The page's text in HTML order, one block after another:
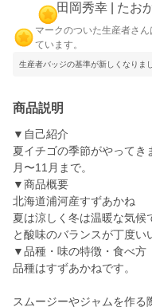
田岡秀幸 | たお
マークのついた生産者さ
ています。
生産者バッジの基準が新しくなりまし
商品説明
▼自己紹介
夏イチゴの季節がやってき
月〜11月まで。
▼商品概要
北海道浦河産すずあかね
夏は涼しく冬は温暖な気候
と酸味のバランスが丁度い
▼品種・味の特徴・食べ方
品種はすずあかねです。
スムージーやジャムを作